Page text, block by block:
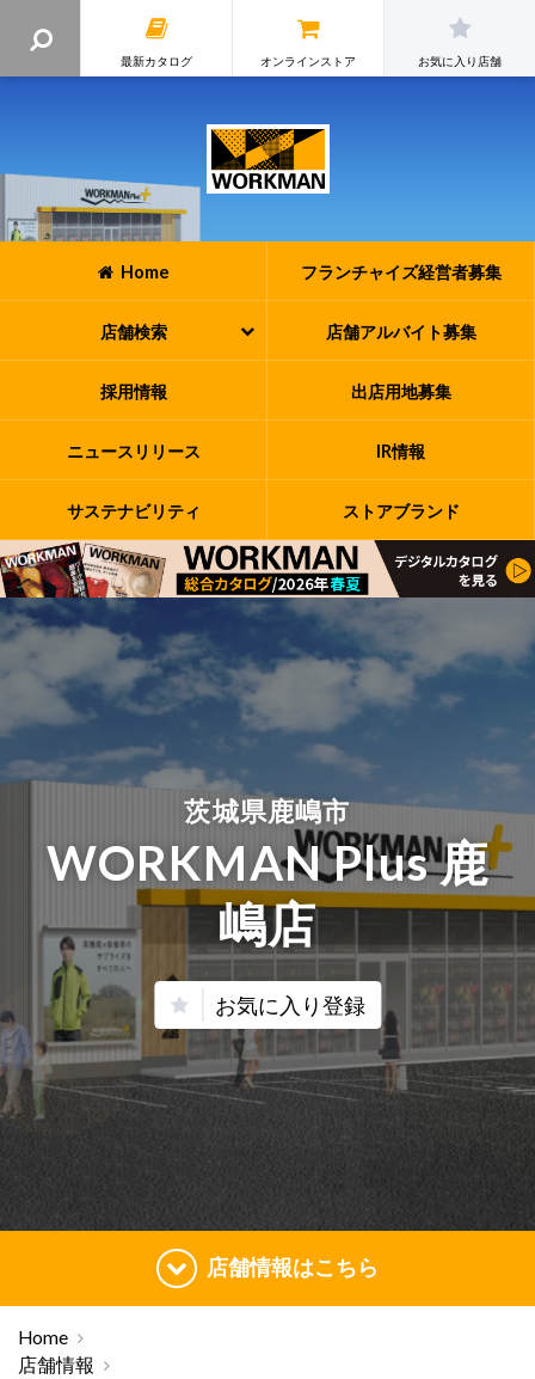
最新カタログ オンラインストア お気に入り店舗
Home フランチャイズ経営者募集
店舗検索 店舗アルバイト募集
採用情報 出店用地募集
ニュースリリース IR情報
サステナビリティ ストアブランド
茨城県鹿嶋市
WORKMAN Plus 鹿
嶋店
お気に入り登録
店舗情報はこちら
Home
店舗情報